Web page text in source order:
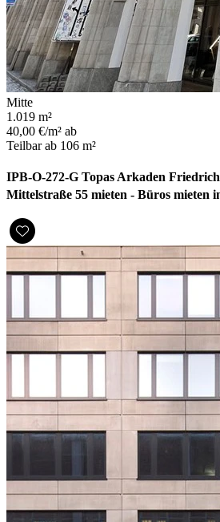
Mitte
1.019 m²
40,00 €/m² ab
Teilbar ab 106 m²
IPB-O-272-G Topas Arkaden
Mittelstraße 55 mieten - Büros mieten